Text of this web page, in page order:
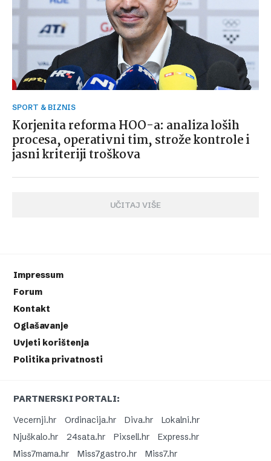
SPORT & BIZNIS
Korjenita reforma HOO-a: analiza loših
procesa, operativni tim, strože kontrole i
jasni kriteriji troškova
UČITAJ VIŠE
Impressum
Forum
Kontakt
Oglašavanje
Uvjeti korištenja
Politika privatnosti
PARTNERSKI PORTALI:
Vecernji.hr
Ordinacija.hr Diva.hr
Lokalni.hr
Njuškalo.hr
24sata.hr Pixsell.hr
Express.hr
Miss7mama.hr
Miss7gastro.hr Miss7.hr